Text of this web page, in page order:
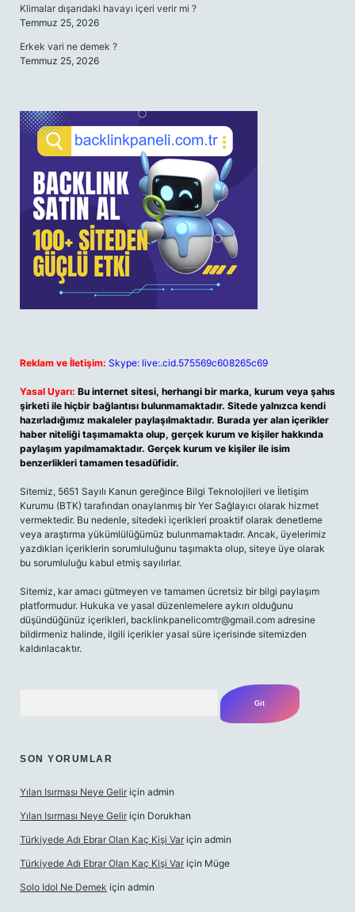
Klimalar dışarıdaki havayı içeri verir mi ?
Temmuz 25, 2026
Erkek vari ne demek ?
Temmuz 25, 2026
Reklam ve İletişim: Skype: live:.cid.575569c608265c69
Yasal Uyarı: Bu internet sitesi, herhangi bir marka, kurum veya şahıs
şirketi ile hiçbir bağlantısı bulunmamaktadır. Sitede yalnızca kendi
hazırladığımız makaleler paylaşılmaktadır. Burada yer alan içerikler
haber niteliği taşımamakta olup, gerçek kurum ve kişiler hakkında
paylaşım yapılmamaktadır. Gerçek kurum ve kişiler ile isim
benzerlikleri tamamen tesadüfidir.
Sitemiz, 5651 Sayılı Kanun gereğince Bilgi Teknolojileri ve İletişim
Kurumu (BTK) tarafından onaylanmış bir Yer Sağlayıcı olarak hizmet
vermektedir. Bu nedenle, sitedeki içerikleri proaktif olarak denetleme
veya araştırma yükümlülüğümüz bulunmamaktadır. Ancak, üyelerimiz
yazdıkları içeriklerin sorumluluğunu taşımakta olup, siteye üye olarak
bu sorumluluğu kabul etmiş sayılırlar.
Sitemiz, kar amacı gütmeyen ve tamamen ücretsiz bir bilgi paylaşım
platformudur. Hukuka ve yasal düzenlemelere aykırı olduğunu
düşündüğünüz içerikleri, backlinkpanelicomtr@gmail.com adresine
bildirmeniz halinde, ilgili içerikler yasal süre içerisinde sitemizden
kaldırılacaktır.
SON YORUMLAR
Yılan Isırması Neye Gelir için admin
Yılan Isırması Neye Gelir için Dorukhan
Türkiyede Adı Ebrar Olan Kaç Kişi Var için admin
Türkiyede Adı Ebrar Olan Kaç Kişi Var için Müge
Solo Idol Ne Demek için admin